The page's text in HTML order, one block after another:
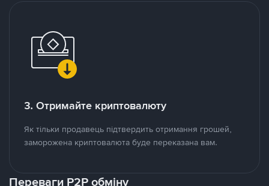
3. Отримайте криптовалюту
Як тільки продавець підтвердить отримання грошей,
заморожена криптовалюта буде переказана вам.
Переваги P2P обміну